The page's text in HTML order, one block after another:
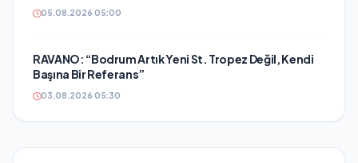
05.08.2026 05:00
RAVANO: “Bodrum Artık Yeni St. Tropez Değil, Kendi
Başına Bir Referans”
03.08.2026 05:30